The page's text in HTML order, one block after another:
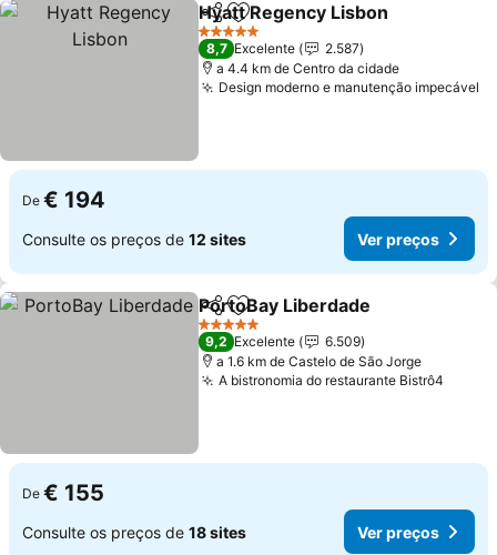
PartilharAdicionar aos favoritos
Hyatt Regency Lisbon
5 Estrelas
8,7 Excelente
2.587
a 4.4 km de Centro da cidade
Design moderno e manutenção impecável
De € 194
Consulte os preços de 12 sites Ver preços
PartilharAdicionar aos favoritos
PortoBay Liberdade
5 Estrelas
9,2 Excelente
6.509
a 1.6 km de Castelo de São Jorge
A bistronomia do restaurante Bistrô4
De € 155
Consulte os preços de 18 sites Ver preços